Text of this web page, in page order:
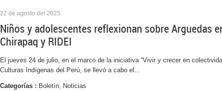
22 de agosto del 2025
Niños y adolescentes reflexionan sobre Arguedas
Chirapaq y RIDEI
El jueves 24 de julio, en el marco de la iniciativa “Vivir y crecer en
Culturas Indígenas del Perú, se llevó a cabo el...
Categorías : Boletín, Noticias